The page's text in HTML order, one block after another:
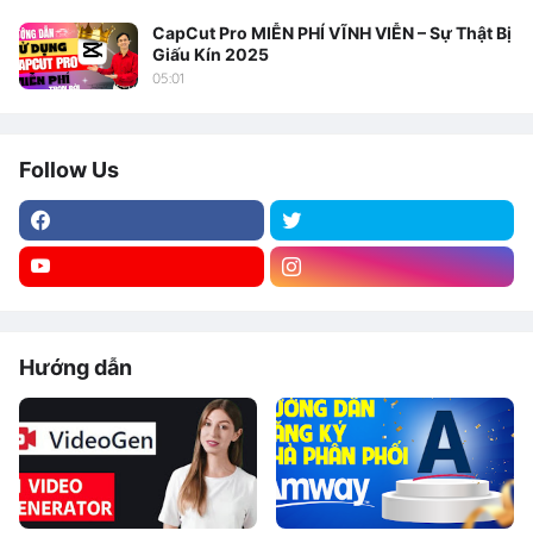
CapCut Pro MIỄN PHÍ VĨNH VIỄN – Sự Thật Bị
Giấu Kín 2025
05:01
Follow Us
Hướng dẫn